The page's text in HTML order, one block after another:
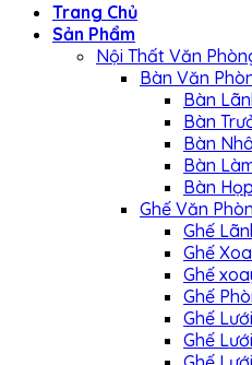
Trang Chủ
Sản Phẩm
Nội Thất Văn
Bàn Văn
Bàn
Bàn
Bàn
Bàn
Bàn Họp
Ghế Văn
Ghế
Ghế
Ghế
Ghế
Ghế
Ghế